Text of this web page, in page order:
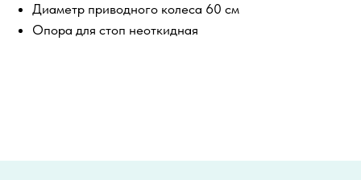
Диаметр приводного колеса 60 см
Опора для стоп неоткидная